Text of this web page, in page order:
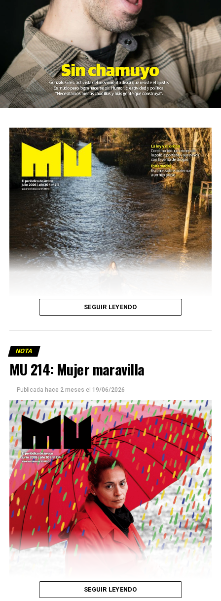
Este número 215 de MU ☝️viene con doble tapa, que
podría ser una frase:
Sin chamuyo, a remarla.
Descargar la Mu en PDF
SEGUIR LEYENDO
NOTA
MU 214: Mujer maravilla
Publicada hace 2 meses el 19/06/2026
SEGUIR LEYENDO